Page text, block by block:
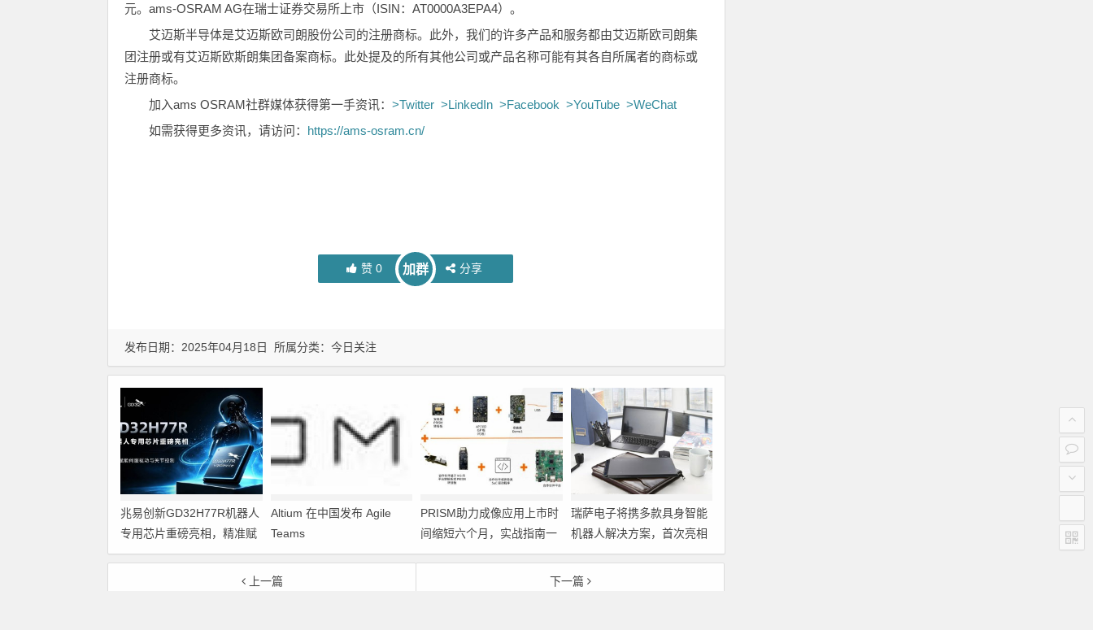
元。ams-OSRAM AG在瑞士证券交易所上市（ISIN：AT0000A3EPA4）。
艾迈斯半导体是艾迈斯欧司朗股份公司的注册商标。此外，我们的许多产品和服务都由艾迈斯欧司朗集
团注册或有艾迈斯欧斯朗集团备案商标。此处提及的所有其他公司或产品名称可能有其各自所属者的商标或
注册商标。
加入ams OSRAM社群媒体获得第一手资讯： >Twitter >LinkedIn >Facebook >YouTube >WeChat
如需获得更多资讯，请访问： https://ams-osram.cn/
赞0 加群 分享
发布日期：2025年04月18日 所属分类： 今日关注
兆易创新GD32H77R机器人
专用芯片重磅亮相，精准赋
能伺服驱动与关节控制
Altium 在中国发布 Agile
Teams
PRISM助力成像应用上市时
间缩短六个月，实战指南一
文解读
瑞萨电子将携多款具身智能
机器人解决方案，首次亮相
2026中国具身智能机器人产
业大会
上一篇
下一篇